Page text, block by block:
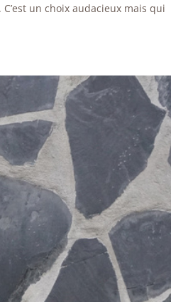
un choix audacieux mais qui